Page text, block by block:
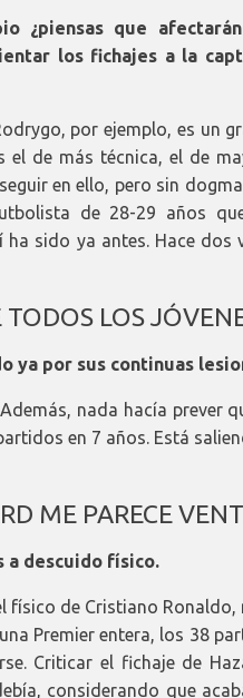
¿piensas que
los fichajes a la
por ejemplo, es un
el de más técnica, el de
en ello, pero sin
de 28-29 años
sido ya antes. Hace dos
LOS
ya por sus continuas
nada hacía prever
en 7 años. Está
ME PARECE
a descuido físico.
físico de Cristiano Ronaldo,
Premier entera, los 38
Criticar el fichaje de
considerando que